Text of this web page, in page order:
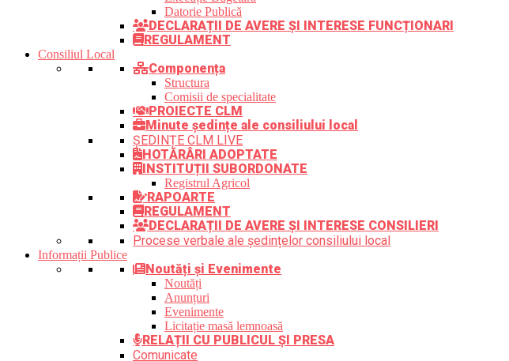
Datorie Publică
DECLARAȚII DE AVERE ȘI INTERESE FUNCȚIONARI
REGULAMENT
Consiliul Local
Componența
Structura
Comisii de specialitate
PROIECTE CLM
Minute ședințe ale consiliului local
ȘEDINȚE CLM LIVE
HOTĂRÂRI ADOPTATE
INSTITUȚII SUBORDONATE
Registrul Agricol
RAPOARTE
REGULAMENT
DECLARAȚII DE AVERE ȘI INTERESE CONSILIERI
Procese verbale ale ședințelor consiliului local
Informații Publice
Noutăți și Evenimente
Noutăți
Anunțuri
Evenimente
Licitație masă lemnoasă
RELAȚII CU PUBLICUL ȘI PRESA
Comunicate